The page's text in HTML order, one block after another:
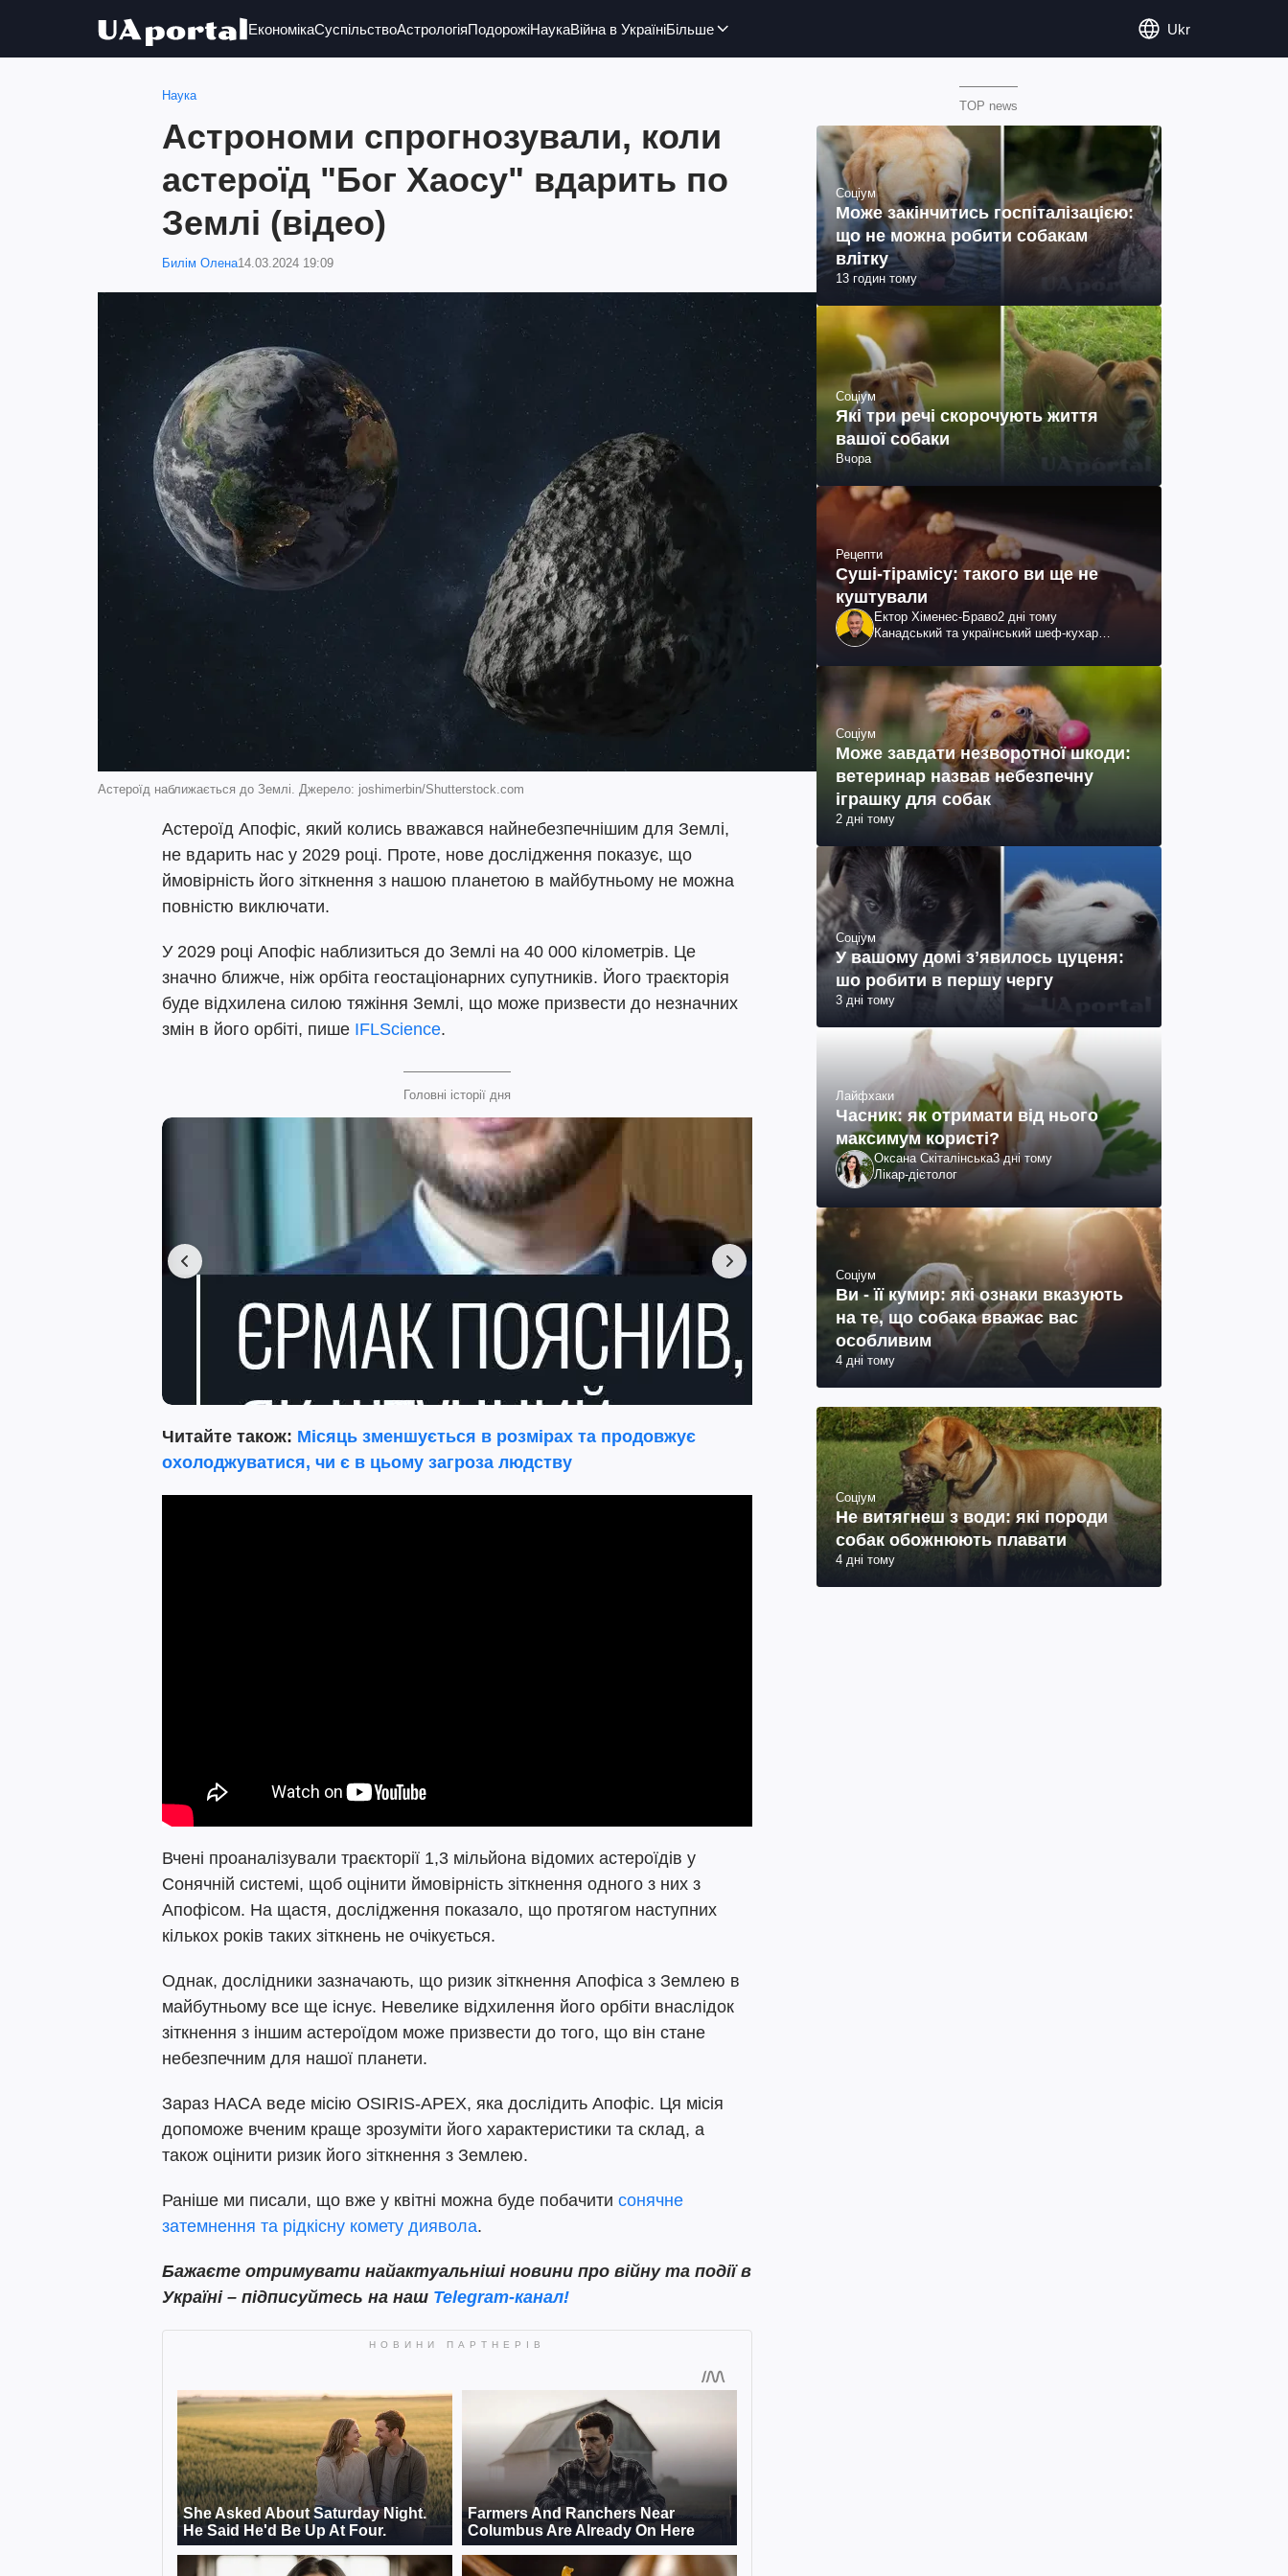
ЕкономікаСуспільствоАстрологіяПодорожіНаукаВійна в УкраїніБільше Ukr
Наука
Астрономи спрогнозували, коли
астероїд "Бог Хаосу" вдарить по
Землі (відео)
Билім Олена14.03.2024 19:09
Астероїд наближається до Землі. Джерело: joshimerbin/Shutterstock.com
Астероїд Апофіс, який колись вважався найнебезпечнішим для Землі,
не вдарить нас у 2029 році. Проте, нове дослідження показує, що
ймовірність його зіткнення з нашою планетою в майбутньому не можна
повністю виключати.
У 2029 році Апофіс наблизиться до Землі на 40 000 кілометрів. Це
значно ближче, ніж орбіта геостаціонарних супутників. Його траєкторія
буде відхилена силою тяжіння Землі, що може призвести до незначних
змін в його орбіті, пише IFLScience.
Головні історії дня
Читайте також: Місяць зменшується в розмірах та продовжує
охолоджуватися, чи є в цьому загроза людству
Вчені проаналізували траєкторії 1,3 мільйона відомих астероїдів у
Сонячній системі, щоб оцінити ймовірність зіткнення одного з них з
Апофісом. На щастя, дослідження показало, що протягом наступних
кількох років таких зіткнень не очікується.
Однак, дослідники зазначають, що ризик зіткнення Апофіса з Землею в
майбутньому все ще існує. Невелике відхилення його орбіти внаслідок
зіткнення з іншим астероїдом може призвести до того, що він стане
небезпечним для нашої планети.
Зараз НАСА веде місію OSIRIS-APEX, яка дослідить Апофіс. Ця місія
допоможе вченим краще зрозуміти його характеристики та склад, а
також оцінити ризик його зіткнення з Землею.
Раніше ми писали, що вже у квітні можна буде побачити сонячне
затемнення та рідкісну комету диявола.
Бажаєте отримувати найактуальніші новини про війну та події в
Україні – підписуйтесь на наш Telegram-канал!
TOP news
Соціум
Може закінчитись госпіталізацією:
що не можна робити собакам
влітку
13 годин тому
Соціум
Які три речі скорочують життя
вашої собаки
Вчора
Рецепти
Суші-тірамісу: такого ви ще не
куштували
Ектор Хіменес-Браво2 дні тому
Канадський та український шеф-кухар
телеведучий
Соціум
Може завдати незворотної шкоди:
ветеринар назвав небезпечну
іграшку для собак
2 дні тому
Соціум
У вашому домі зʼявилось цуценя:
шо робити в першу чергу
3 дні тому
Лайфхаки
Часник: як отримати від нього
максимум користі?
Оксана Скіталінська3 дні тому
Лікар-дієтолог
Соціум
Ви - її кумир: які ознаки вказують
на те, що собака вважає вас
особливим
4 дні тому
Соціум
Не витягнеш з води: які породи
собак обожнюють плавати
4 дні тому